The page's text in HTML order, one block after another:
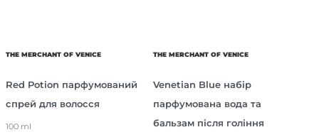
THE MERCHANT OF VENICE
Red Potion парфумований
спрей для волосся
100 ml
THE MERCHANT OF VENICE
Venetian Blue набір
парфумована вода та
бальзам після гоління